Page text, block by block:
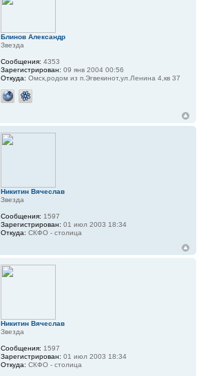
Блинов Александр
Звезда
Сообщения: 4353
Зарегистрирован: 09 янв 2004 00:56
Откуда: Омск,родом из п.Эгвекинот,ул.Ленина 4,кв 37
Никитин Вячеслав
Звезда
Сообщения: 1597
Зарегистрирован: 01 июл 2003 18:34
Откуда: СКФО - столица
Никитин Вячеслав
Звезда
Сообщения: 1597
Зарегистрирован: 01 июл 2003 18:34
Откуда: СКФО - столица